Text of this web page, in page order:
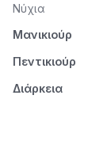
Νύχια
Μανικιούρ
Πεντικιούρ
Διάρκεια